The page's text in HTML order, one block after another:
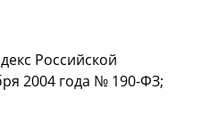
Российской
2004 года № 190-ФЗ;